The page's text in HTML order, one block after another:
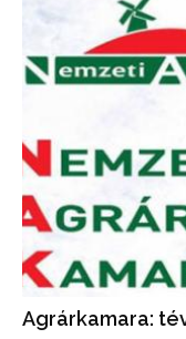
Agrárkamara: